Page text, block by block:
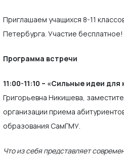
Приглашаем учащихся 8-11
Петербурга. Участие бесплатное!
Программа встречи
11:00-11:10 – «Сильные идеи для
Григорьевна Никишева,
организации приема
образования СамГМУ.
Что из себя представляет